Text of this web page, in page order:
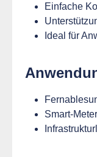
Einfache
Ideal für
Smart-